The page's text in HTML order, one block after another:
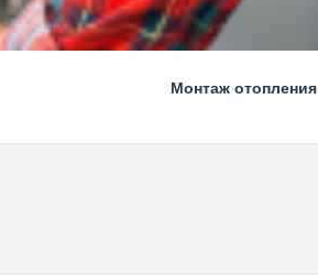
Монтаж отопления